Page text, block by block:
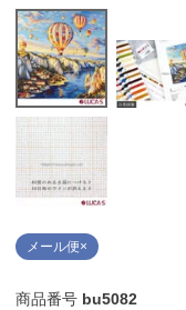
メール便×
商品番号 bu5082